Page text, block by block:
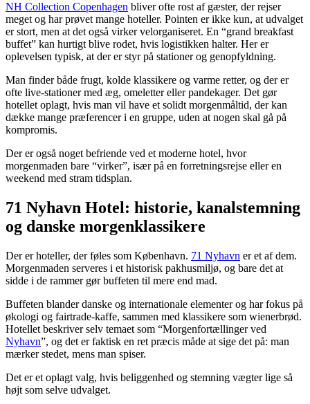
NH Collection Copenhagen bliver ofte rost af gæster, der rejser
meget og har prøvet mange hoteller. Pointen er ikke kun, at udvalget
er stort, men at det også virker velorganiseret. En “grand breakfast
buffet” kan hurtigt blive rodet, hvis logistikken halter. Her er
oplevelsen typisk, at der er styr på stationer og genopfyldning.
Man finder både frugt, kolde klassikere og varme retter, og der er
ofte live-stationer med æg, omeletter eller pandekager. Det gør
hotellet oplagt, hvis man vil have et solidt morgenmåltid, der kan
dække mange præferencer i en gruppe, uden at nogen skal gå på
kompromis.
Der er også noget befriende ved et moderne hotel, hvor
morgenmaden bare “virker”, især på en forretningsrejse eller en
weekend med stram tidsplan.
71 Nyhavn Hotel: historie, kanalstemning
og danske morgenklassikere
Der er hoteller, der føles som København. 71 Nyhavn er et af dem.
Morgenmaden serveres i et historisk pakhusmiljø, og bare det at
sidde i de rammer gør buffeten til mere end mad.
Buffeten blander danske og internationale elementer og har fokus på
økologi og fairtrade-kaffe, sammen med klassikere som wienerbrød.
Hotellet beskriver selv temaet som “Morgenfortællinger ved
Nyhavn”, og det er faktisk en ret præcis måde at sige det på: man
mærker stedet, mens man spiser.
Det er et oplagt valg, hvis beliggenhed og stemning vægter lige så
højt som selve udvalget.